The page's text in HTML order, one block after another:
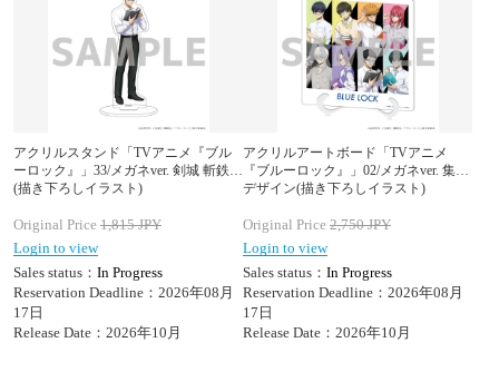
アクリルスタンド「TVアニメ『ブル
ーロック』」33/メガネver. 剣城 斬鉄
(描き下ろしイラスト)
Original Price 1,815JPY
Login to view
Sales status： In Progress
Reservation Deadline：2026年08月
17日
Release Date：2026年10月
アクリルアートボード「TVアニメ
『ブルーロック』」02/メガネver. 集合
デザイン(描き下ろしイラスト)
Original Price 2,750JPY
Login to view
Sales status： In Progress
Reservation Deadline：2026年08月
17日
Release Date：2026年10月